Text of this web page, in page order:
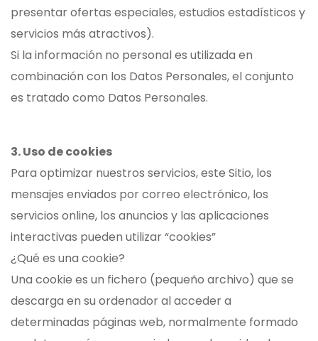
presentar ofertas especiales, estudios estadísticos y
servicios más atractivos).
Si la información no personal es utilizada en
combinación con los Datos Personales, el conjunto
es tratado como Datos Personales.
3. Uso de cookies
Para optimizar nuestros servicios, este Sitio, los
mensajes enviados por correo electrónico, los
servicios online, los anuncios y las aplicaciones
interactivas pueden utilizar “cookies”
¿Qué es una cookie?
Una cookie es un fichero (pequeño archivo) que se
descarga en su ordenador al acceder a
determinadas páginas web, normalmente formado